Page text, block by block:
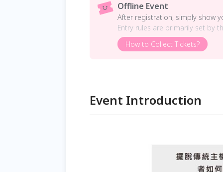
Offline Event
After registration, simply show
Entry rules are primarily set by
How to Collect Tickets?
Event Introduction